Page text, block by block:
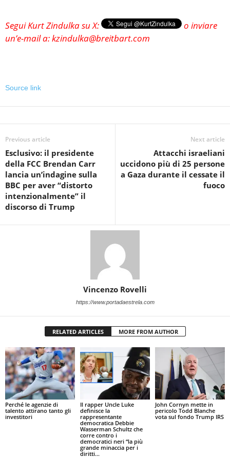
Segui Kurt Zindulka su X:
o inviare
un’e-mail a: kzindulka@breitbart.com
Source link
Previous article
Esclusivo: il presidente
della FCC Brendan Carr
lancia un’indagine sulla
BBC per aver “distorto
intenzionalmente” il
discorso di Trump
Next article
Attacchi israeliani
uccidono più di 25 persone
a Gaza durante il cessate il
fuoco
Vincenzo Rovelli
https://www.portadaestrela.com
RELATED ARTICLES MORE FROM AUTHOR
Perché le agenzie di
talento attirano tanto gli
investitori
Il rapper Uncle Luke
definisce la
rappresentante
democratica Debbie
Wasserman Schultz che
corre contro i
democratici neri “la più
grande minaccia per i
diritti...
John Cornyn mette in
pericolo Todd Blanche
vota sul fondo Trump IRS